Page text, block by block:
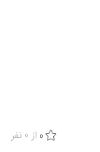
0 از 0 نفر